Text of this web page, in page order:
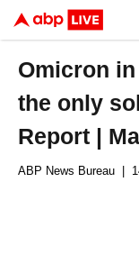
Omicron
the only
Report |
ABP News Bureau |